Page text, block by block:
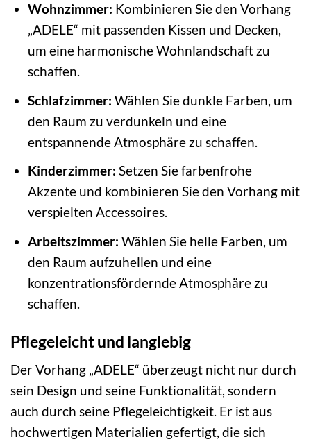
Wohnzimmer: Kombinieren Sie den Vorhang
„ADELE“ mit passenden Kissen und Decken,
um eine harmonische Wohnlandschaft zu
schaffen.
Schlafzimmer: Wählen Sie dunkle Farben, um
den Raum zu verdunkeln und eine
entspannende Atmosphäre zu schaffen.
Kinderzimmer: Setzen Sie farbenfrohe
Akzente und kombinieren Sie den Vorhang mit
verspielten Accessoires.
Arbeitszimmer: Wählen Sie helle Farben, um
den Raum aufzuhellen und eine
konzentrationsfördernde Atmosphäre zu
schaffen.
Pflegeleicht und langlebig
Der Vorhang „ADELE“ überzeugt nicht nur durch
sein Design und seine Funktionalität, sondern
auch durch seine Pflegeleichtigkeit. Er ist aus
hochwertigen Materialien gefertigt, die sich